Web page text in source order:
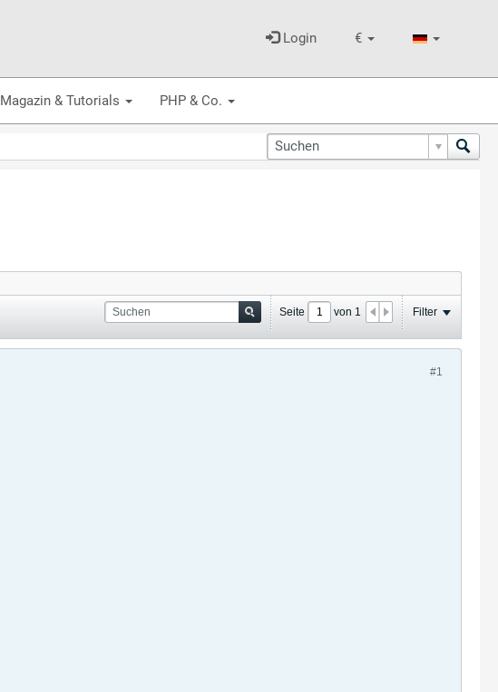
€
Login
Magazin & Tutorials PHP & Co.
Seite von 1 Filter
#1